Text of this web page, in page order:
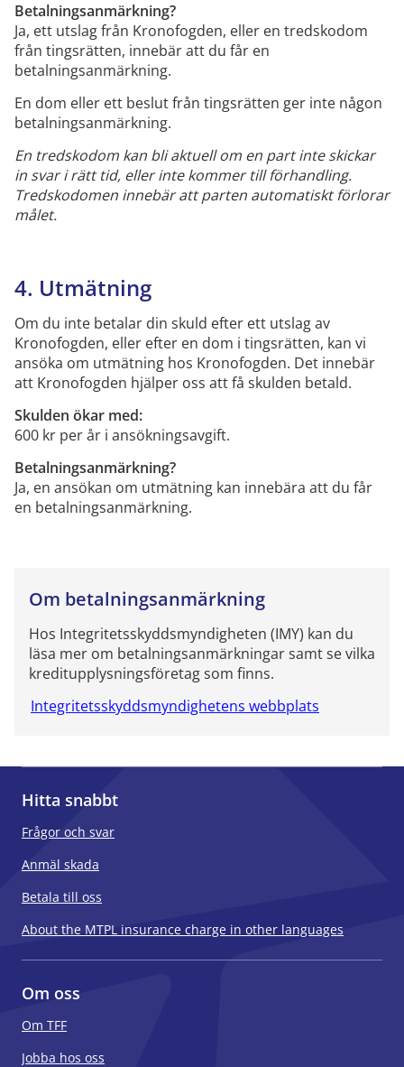
Betalningsanmärkning?
Ja, ett utslagfrån Kronofogden, eller en tredskodom
från tingsrätten, innebär att du får en
betalningsanmärkning.
En dom eller ett beslutfrån tingsrätten ger inte någon
betalningsanmärkning.
En tredskodom kan bli aktuell om en part inte skickar
in svar i rätt tid, eller inte kommer till förhandling.
Tredskodomen innebär att parten automatiskt förlorar
målet.
4. Utmätning
Om du inte betalar din skuld efter ett utslagav
Kronofogden, eller efter en dom i tingsrätten, kan vi
ansöka om utmätning hos Kronofogden. Det innebär
att Kronofogden hjälper oss attfå skulden betald.
Skulden ökar med:
600 kr per år i ansökningsavgift.
Betalningsanmärkning?
Ja, en ansökan om utmätning kan innebära att du får
en betalningsanmärkning.
Om betalningsanmärkning
Hos Integritetsskyddsmyndigheten (IMY) kan du
läsa mer om betalningsanmärkningar samt se vilka
kreditupplysningsföretag som finns.
Integritetsskyddsmyndighetens webbplats
Hitta snabbt
Frågor och svar
Anmäl skada
Betala till oss
About the MTPL insurance charge in other languages
Om oss
Om TFF
Jobba hos oss